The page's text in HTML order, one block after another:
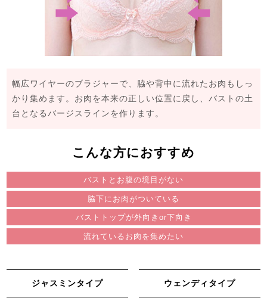
幅広ワイヤーのブラジャーで、脇や背中に流れたお肉もしっ
かり集めます。お肉を本来の正しい位置に戻し、バストの土
台となるバージスラインを作ります。
こんな方におすすめ
バストとお腹の境目がない
脇下にお肉がついている
バストトップが外向きor下向き
流れているお肉を集めたい
ジャスミンタイプ ウェンディタイプ